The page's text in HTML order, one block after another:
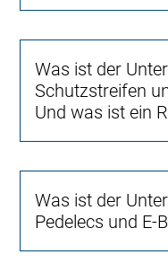
Was ist der
Schutzstreifen
Und was ist ein
Was ist der
Pedelecs und E-